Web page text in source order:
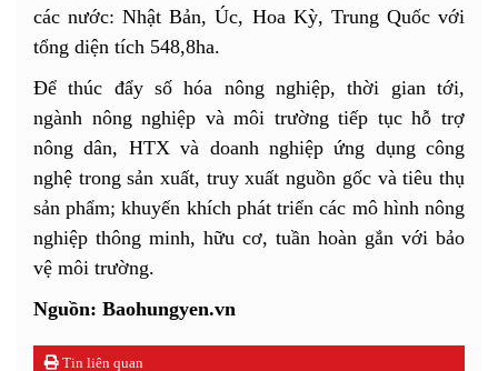
các nước: Nhật Bản, Úc, Hoa Kỳ, Trung Quốc với
tổng diện tích 548,8ha.
Để thúc đẩy số hóa nông nghiệp, thời gian tới,
ngành nông nghiệp và môi trường tiếp tục hỗ trợ
nông dân, HTX và doanh nghiệp ứng dụng công
nghệ trong sản xuất, truy xuất nguồn gốc và tiêu thụ
sản phẩm; khuyến khích phát triển các mô hình nông
nghiệp thông minh, hữu cơ, tuần hoàn gắn với bảo
vệ môi trường.
Nguồn: Baohungyen.vn
Tin liên quan